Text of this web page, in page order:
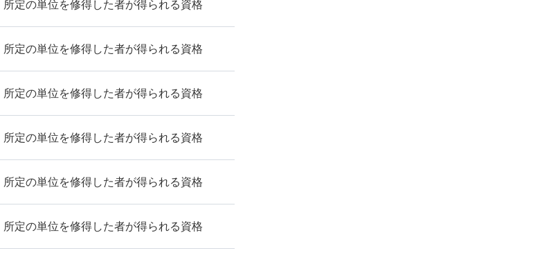
所定の単位を修得した者が得られる資格
所定の単位を修得した者が得られる資格
所定の単位を修得した者が得られる資格
所定の単位を修得した者が得られる資格
所定の単位を修得した者が得られる資格
所定の単位を修得した者が得られる資格